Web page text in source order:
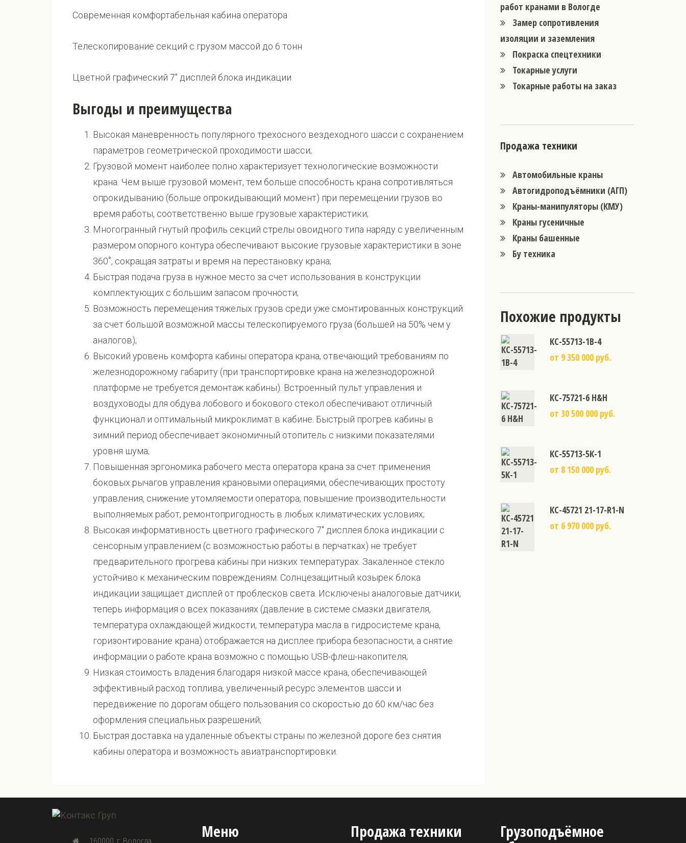
Современная комфортабельная кабина оператора
Телескопирование секций с грузом массой до 6 тонн
Цветной графический 7" дисплей блока индикации
Выгоды и преимущества
Высокая маневренность популярного трехосного вездеходного шасси с сохранением
параметров геометрической проходимости шасси;
Грузовой момент наиболее полно характеризует технологические возможности
крана. Чем выше грузовой момент, тем больше способность крана сопротивляться
опрокидыванию (больше опрокидывающий момент) при перемещении грузов во
время работы, соответственно выше грузовые характеристики;
Многогранный гнутый профиль секций стрелы овоидного типа наряду с увеличенным
размером опорного контура обеспечивают высокие грузовые характеристики в зоне
360˚, сокращая затраты и время на перестановку крана;
Быстрая подача груза в нужное место за счет использования в конструкции
комплектующих с большим запасом прочности;
Возможность перемещения тяжелых грузов среди уже смонтированных конструкций
за счет большой возможной массы телескопируемого груза (большей на 50% чем у
аналогов);
Высокий уровень комфорта кабины оператора крана, отвечающий требованиям по
железнодорожному габариту (при транспортировке крана на железнодорожной
платформе не требуется демонтаж кабины). Встроенный пульт управления и
воздуховоды для обдува лобового и бокового стекол обеспечивают отличный
функционал и оптимальный микроклимат в кабине. Быстрый прогрев кабины в
зимний период обеспечивает экономичный отопитель с низкими показателями
уровня шума;
Повышенная эргономика рабочего места оператора крана за счет применения
боковых рычагов управления крановыми операциями, обеспечивающих простоту
управления, снижение утомляемости оператора, повышение производительности
выполняемых работ, ремонтопригодность в любых климатических условиях;
Высокая информативность цветного графического 7" дисплея блока индикации с
сенсорным управлением (с возможностью работы в перчатках) не требует
предварительного прогрева кабины при низких температурах. Закаленное стекло
устойчиво к механическим повреждениям. Солнцезащитный козырек блока
индикации защищает дисплей от проблесков света. Исключены аналоговые датчики,
теперь информация о всех показаниях (давление в системе смазки двигателя,
температура охлаждающей жидкости, температура масла в гидросистеме крана,
горизонтирование крана) отображается на дисплее прибора безопасности, а снятие
информации о работе крана возможно с помощью USB-флеш-накопителя;
Низкая стоимость владения благодаря низкой массе крана, обеспечивающей
эффективный расход топлива, увеличенный ресурс элементов шасси и
передвижение по дорогам общего пользования со скоростью до 60 км/час без
оформления специальных разрешений;
Быстрая доставка на удаленные объекты страны по железной дороге без снятия
кабины оператора и возможность авиатранспортировки.
работ кранами в Вологде
Замер сопротивления
изоляции и заземления
Покраска спецтехники
Токарные услуги
Токарные работы на заказ
Продажа техники
Автомобильные краны
Автогидроподъёмники (АГП)
Краны-манипуляторы (КМУ)
Краны гусеничные
Краны башенные
Бу техника
Похожие продукты
КС-55713-1В-4
от 9 350 000 руб.
КС-75721-6 H&H
от 30 500 000 руб.
КС-55713-5К-1
от 8 150 000 руб.
КС-45721 21-17-R1-N
от 6 970 000 руб.
160000, г. Вологда, Меню Продажа техники Грузоподъёмное